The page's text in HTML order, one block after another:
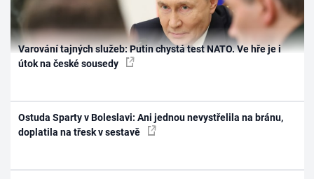
Varování tajných služeb: Putin chystá test NATO. Ve hře je i
útok na české sousedy
Ostuda Sparty v Boleslavi: Ani jednou nevystřelila na bránu,
doplatila na třesk v sestavě